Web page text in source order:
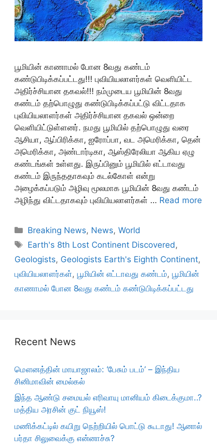
பூமியின் காணாமல் போன 8வது கண்டம்
கண்டுபிடிக்கப்பட்டது!!! புவியியலாளர்கள் வெளியிட்ட
அதிர்ச்சியான தகவல்!!! நம்முடைய பூமியின் 8வது
கண்டம் தற்பொழுது கண்டுபிடிக்கப்பட்டு விட்டதாக
புவியியலாளர்கள் அதிர்ச்சியான தகவல் ஒன்றை
வெளியிட்டுள்ளனர். நமது பூமியில் தற்பொழுது வரை
ஆசியா, ஆப்பிரிக்கா, ஐரோப்பா, வட அமெரிக்கா, தென்
அமெரிக்கா, அண்டார்டிகா, ஆஸ்திரேலியா ஆகிய ஏழு
கண்டங்கள் உள்ளது. இருப்பினும் பூமியில் எட்டாவது
கண்டம் இருந்ததாகவும் கடல்கோள் என்று
அழைக்கப்படும் அழிவு மூலமாக பூமியின் 8வது கண்டம்
அழிந்து விட்டதாகவும் புவியியலாளர்கள் … Read more
Categories
Breaking News, News,World
Tags
Earth's 8th Lost Continent Discovered ,
Geologists, Geologists Earth's Eighth Continent,
புவியியலாளர்கள், பூமியின் எட்டாவது கண்டம், பூமியின்
காணாமல் போன 8வது கண்டம் கண்டுபிடிக்கப்பட்டது
Recent News
மௌனத்தின் மாயாஜாலம்: ‘பேசும் படம்’ – இந்திய
சினிமாவின் மைல்கல்
இந்த ஆண்டு சமையல் எரிவாயு மானியம் கிடைக்குமா..?
மத்திய அரசின் குட் நியூஸ்!
மணிக்கட்டில் கயிறு நெற்றியில் பொட்டு கூடாது! ஆனால்
பர்தா சிலுவைக்கு என்னாச்சு?